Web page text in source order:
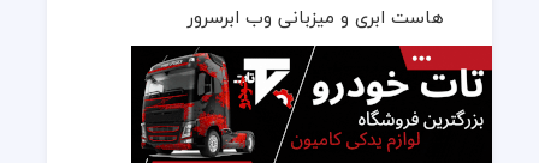
هاست ابری و میزبانی وب ابرسرور